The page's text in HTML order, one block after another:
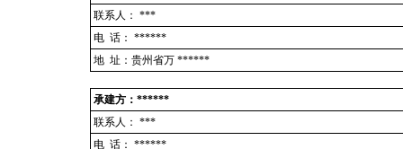
联系人： ***
电 话： ******
地 址：贵州省万 ******
承建方：******
联系人： ***
电 话： ******